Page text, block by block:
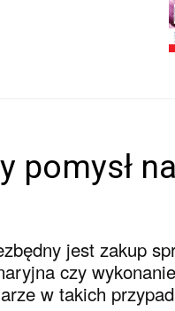
pomysł na
jest zakup
czy
w takich